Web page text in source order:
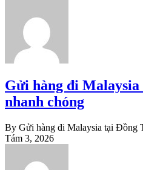
Gửi hàng đi
nhanh chóng
By Gửi hàng đi Malaysia tại Đồng
Tám 3, 2026